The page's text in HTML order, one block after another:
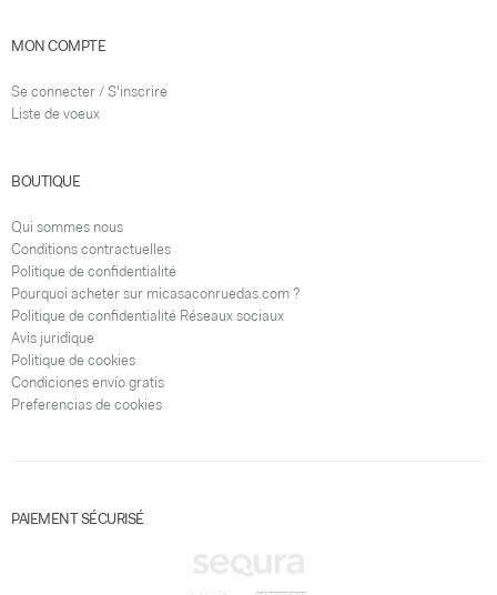
MON COMPTE
Se connecter / S'inscrire
Liste de voeux
BOUTIQUE
Qui sommes nous
Conditions contractuelles
Politique de confidentialité
Pourquoi acheter sur micasaconruedas.com ?
Politique de confidentialité Réseaux sociaux
Avis juridique
Politique de cookies
Condiciones envío gratis
Preferencias de cookies
PAIEMENT SÉCURISÉ